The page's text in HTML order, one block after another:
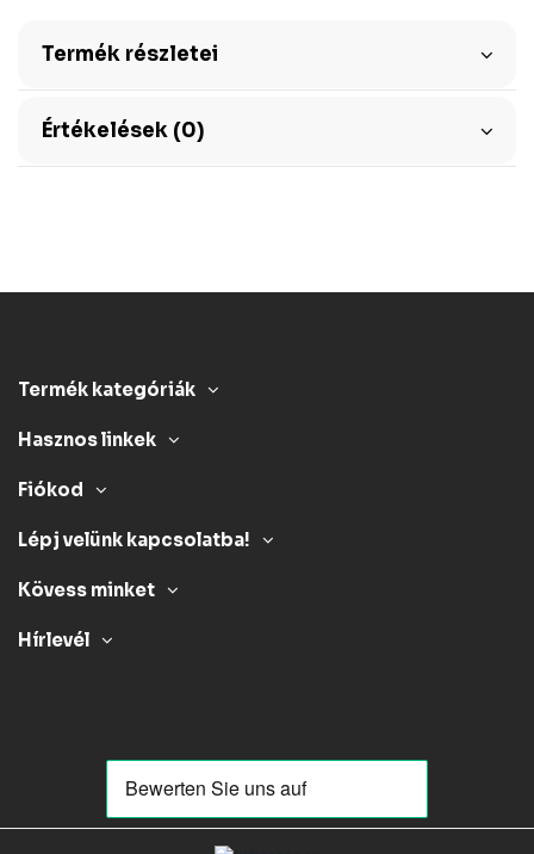
Termék részletei
Értékelések (0)
Termék kategóriák
Hasznos linkek
Fiókod
Lépj velünk kapcsolatba!
Kövess minket
Hírlevél